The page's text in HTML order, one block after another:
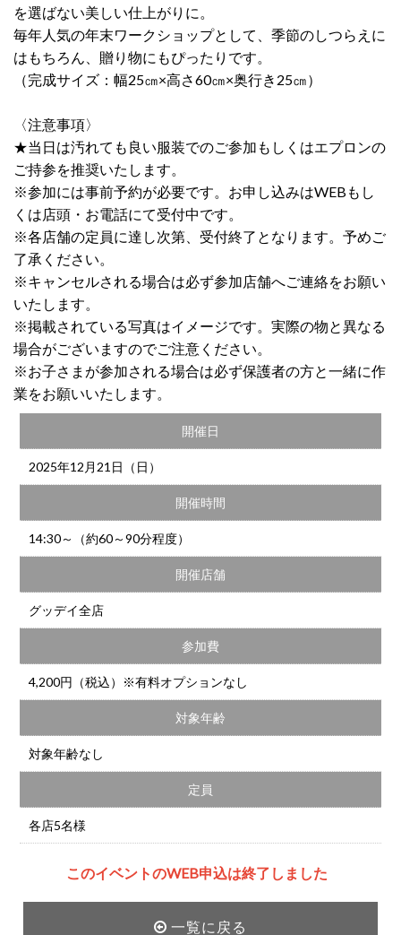
を選ばない美しい仕上がりに。
毎年人気の年末ワークショップとして、季節のしつらえに
はもちろん、贈り物にもぴったりです。
（完成サイズ：幅25㎝×高さ60㎝×奥行き25㎝）
〈注意事項〉
★当日は汚れても良い服装でのご参加もしくはエプロンの
ご持参を推奨いたします。
※参加には事前予約が必要です。お申し込みはWEBもし
くは店頭・お電話にて受付中です。
※各店舗の定員に達し次第、受付終了となります。予めご
了承ください。
※キャンセルされる場合は必ず参加店舗へご連絡をお願い
いたします。
※掲載されている写真はイメージです。実際の物と異なる
場合がございますのでご注意ください。
※お子さまが参加される場合は必ず保護者の方と一緒に作
業をお願いいたします。
開催日
2025年12月21日（日）
開催時間
14:30～（約60～90分程度）
開催店舗
グッデイ全店
参加費
4,200円（税込）※有料オプションなし
対象年齢
対象年齢なし
定員
各店5名様
このイベントのWEB申込は終了しました
一覧に戻る